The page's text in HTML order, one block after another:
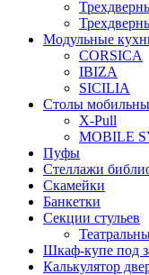
Модульные
CORSICA
IBIZA
SICILIA
Столы
X-Pull
MOBILE
Пуфы
Стеллажи
Скамейки
Банкетки
Секции стульев
Шкаф-купе под
Калькулятор